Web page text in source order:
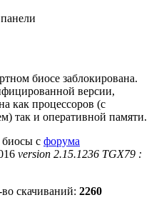
биосе заблокирована.
версии,
как процессоров (с
так и оперативной памяти.
с форума
version 2.15.1236 TGX79 :
скачиваний: 2260